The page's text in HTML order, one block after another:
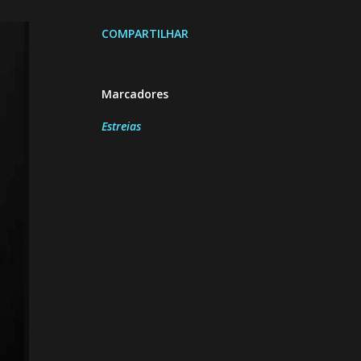
COMPARTILHAR
Marcadores
Estreias